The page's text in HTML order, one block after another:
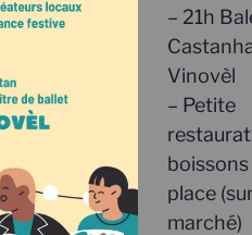
– 21h
Vinovèl
– Petite
place
marché)